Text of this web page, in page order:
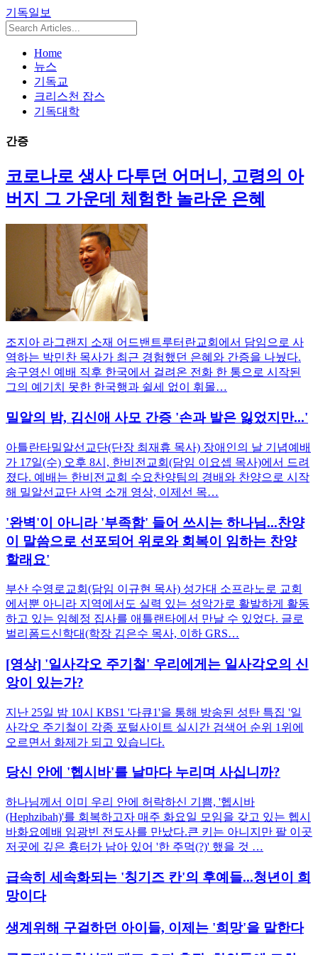
기독일보
Home
뉴스
기독교
크리스천 잡스
기독대학
간증
코로나로 생사 다투던 어머니, 고령의 아
버지 그 가운데 체험한 놀라운 은혜
조지아 라그랜지 소재 어드밴트루터란교회에서 담임으로 사
역하는 박민찬 목사가 최근 경험했던 은혜와 간증을 나눴다.
송구영신 예배 직후 한국에서 걸려온 전화 한 통으로 시작된
그의 예기치 못한 한국행과 쉴세 없이 휘몰…
밀알의 밤, 김신애 사모 간증 '손과 발은 잃었지만...'
아틀란타밀알선교단(단장 최재휴 목사) 장애인의 날 기념예배
가 17일(수) 오후 8시, 한비전교회(담임 이요셉 목사)에서 드려
졌다. 예배는 한비전교회 수요찬양팀의 경배와 찬양으로 시작
해 밀알선교단 사역 소개 영상, 이제선 목…
'완벽'이 아니라 '부족함' 들어 쓰시는 하나님...찬양
이 말씀으로 선포되어 위로와 회복이 임하는 찬양
할래요'
부산 수영로교회(담임 이규현 목사) 성가대 소프라노로 교회
에서뿐 아니라 지역에서도 실력 있는 성악가로 활발하게 활동
하고 있는 임혜정 집사를 애틀랜타에서 만날 수 있었다. 글로
벌리폼드신학대(학장 김은수 목사, 이하 GRS…
[영상] '일사각오 주기철' 우리에게는 일사각오의 신
앙이 있는가?
지난 25일 밤 10시 KBS1 '다큐1'을 통해 방송된 성탄 특집 '일
사각오 주기철이 각종 포털사이트 실시간 검색어 순위 1위에
오르면서 화제가 되고 있습니다.
당신 안에 '헵시바'를 날마다 누리며 사십니까?
하나님께서 이미 우리 안에 허락하신 기쁨, '헵시바
(Hephzibah)'를 회복하고자 매주 화요일 모임을 갖고 있는 헵시
바화요예배 임광빈 전도사를 만났다.큰 키는 아니지만 팔 이곳
저곳에 깊은 흉터가 남아 있어 '한 주먹(?)' 했을 것 …
급속히 세속화되는 '칭기즈 칸'의 후예들...청년이 희
망이다
생계위해 구걸하던 아이들, 이제는 '희망'을 말한다